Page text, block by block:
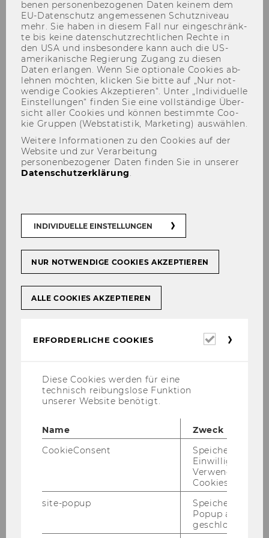
Niklas Jarisch
Der Inhalt dieser Seite ist aktuell nur auf
Englisch verfügbar.
Tea­ching and Re­se­arch As­so­cia­te
be­nen per­so­nen­be­zo­ge­nen Daten kei­nem dem
EU-​Datenschutz an­ge­mes­se­nen Schutz­ni­veau
mehr. Sie haben in die­sem Fall nur ein­ge­schränk­
te bis keine da­ten­schutz­recht­li­chen Rech­te in
den USA und ins­be­son­de­re kann auch die US-​
amerikanische Re­gie­rung Zu­gang zu die­sen
Daten er­lan­gen. Wenn Sie op­tio­na­le Coo­kies ab­
leh­nen möch­ten, kli­cken Sie bitte auf „Nur not­
wen­di­ge Coo­kies Ak­zep­tie­ren“. Unter „In­di­vi­du­el­le
Ein­stel­lun­gen“ fin­den Sie eine voll­stän­di­ge Über­
sicht aller Coo­kies und kön­nen be­stimm­te Coo­
kie Grup­pen (Web­sta­tis­tik, Mar­ke­ting) aus­wäh­len.
Weitere Informationen zu den Cookies auf der
Website und zur Verarbeitung
personenbezogener Daten finden Sie in unserer
Datenschutzerklärung
INDIVIDUELLE EINSTELLUNGEN
NUR NOTWENDIGE COOKIES AKZEPTIEREN
ALLE COOKIES AKZEPTIEREN
ERFORDERLICHE COOKIES
Diese Cookies werden für eine
technisch reibungslose Funktion
unserer Website benötigt.
Name
Zweck
CookieConsent
Speichert Ihre
Einwilligung zur
Verwendung von
Cookies.
site-popup
Speichert ob ein
Popup
geschlossen